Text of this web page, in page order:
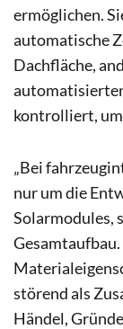
ermöglichen.
automatische
Dachfläche,
kontrolliert,
„Bei
nur um die
Solarmodules,
störend als
Händel,